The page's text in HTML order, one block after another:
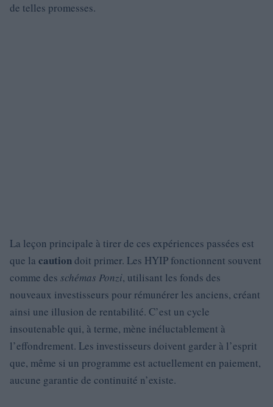
de telles promesses.
La leçon principale à tirer de ces expériences passées est
que la cautiondoit primer. Les HYIP fonctionnent souvent
comme des schémas Ponzi, utilisant les fonds des
nouveaux investisseurs pour rémunérer les anciens, créant
ainsi une illusion de rentabilité. C’est un cycle
insoutenable qui, à terme, mène inéluctablement à
l’effondrement. Les investisseurs doivent garder à l’esprit
que, même si un programme est actuellement en paiement,
aucune garantie de continuité n’existe.